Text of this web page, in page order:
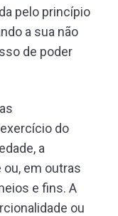
pelo princípio
a sua não
de poder
do
a
ou, em outras
e fins. A
ou